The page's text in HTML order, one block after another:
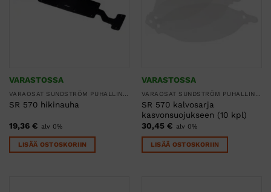
VARASTOSSA
SR 570 hikinauha
19,36 € alv 0%
LISÄÄ OSTOSKORIIN
VARASTOSSA
SR 570 kalvosarja
kasvonsuojukseen (10 kpl)
30,45 € alv 0%
LISÄÄ OSTOSKORIIN